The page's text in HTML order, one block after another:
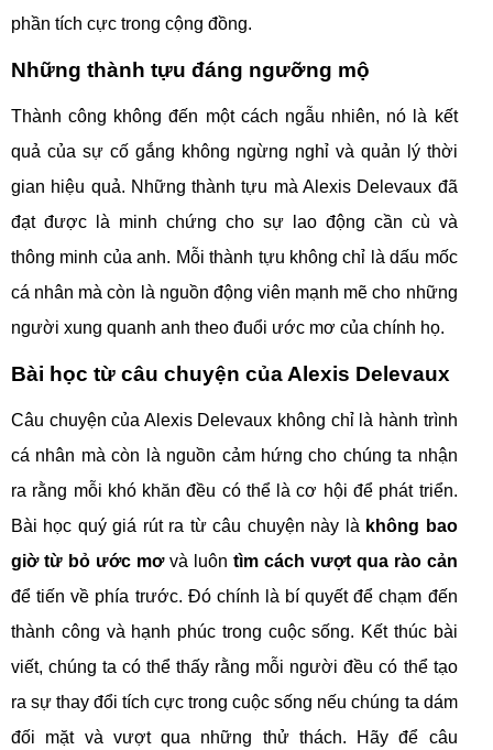
phần tích cực trong cộng đồng.
Những thành tựu đáng ngưỡng mộ
Thành công không đến một cách ngẫu nhiên, nó là kết
quả của sự cố gắng không ngừng nghỉ và quản lý thời
gian hiệu quả. Những thành tựu mà Alexis Delevaux đã
đạt được là minh chứng cho sự lao động cần cù và
thông minh của anh. Mỗi thành tựu không chỉ là dấu mốc
cá nhân mà còn là nguồn động viên mạnh mẽ cho những
người xung quanh anh theo đuổi ước mơ của chính họ.
Bài học từ câu chuyện của Alexis Delevaux
Câu chuyện của Alexis Delevaux không chỉ là hành trình
cá nhân mà còn là nguồn cảm hứng cho chúng ta nhận
ra rằng mỗi khó khăn đều có thể là cơ hội để phát triển.
Bài học quý giá rút ra từ câu chuyện này là không bao
giờ từ bỏ ước mơvà luôn tìm cách vượt qua rào cản
để tiến về phía trước. Đó chính là bí quyết để chạm đến
thành công và hạnh phúc trong cuộc sống. Kết thúc bài
viết, chúng ta có thể thấy rằng mỗi người đều có thể tạo
ra sự thay đổi tích cực trong cuộc sống nếu chúng ta dám
đối mặt và vượt qua những thử thách. Hãy để câu